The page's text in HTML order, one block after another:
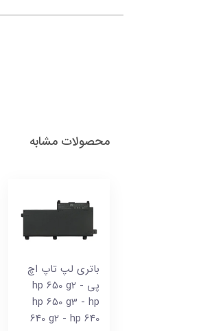
محصولات مشابه
باتری لپ تاپ اچ
پی hp 650 g2 -
hp 650 g3 - hp
640 g2 - hp 640